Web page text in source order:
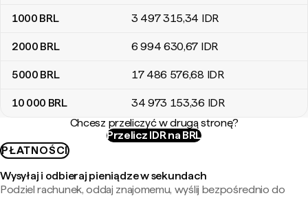
1000 BRL 3 497 315,34 IDR
2000 BRL 6 994 630,67 IDR
5000 BRL 17 486 576,68 IDR
10 000 BRL 34 973 153,36 IDR
Chcesz przeliczyć w drugą stronę?
Przelicz IDR na BRL
PŁATNOŚCI
Wysyłaj i odbieraj pieniądze w sekundach
Podziel rachunek, oddaj znajomemu, wyślij bezpośrednio do